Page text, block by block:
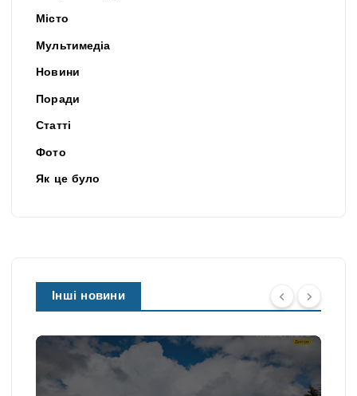
Місто
Мультимедіа
Новини
Поради
Статті
Фото
Як це було
Інші новини